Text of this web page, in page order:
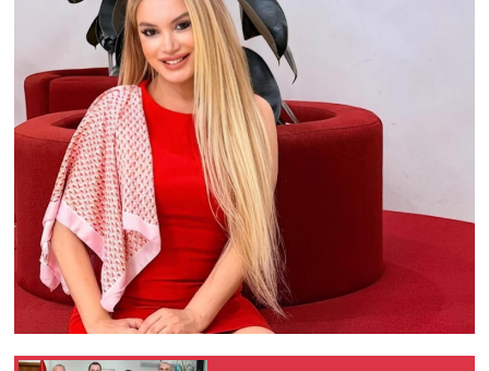
SPOR
TATLISU
TEKNOLOJİ
TİCARET
YAŞAM